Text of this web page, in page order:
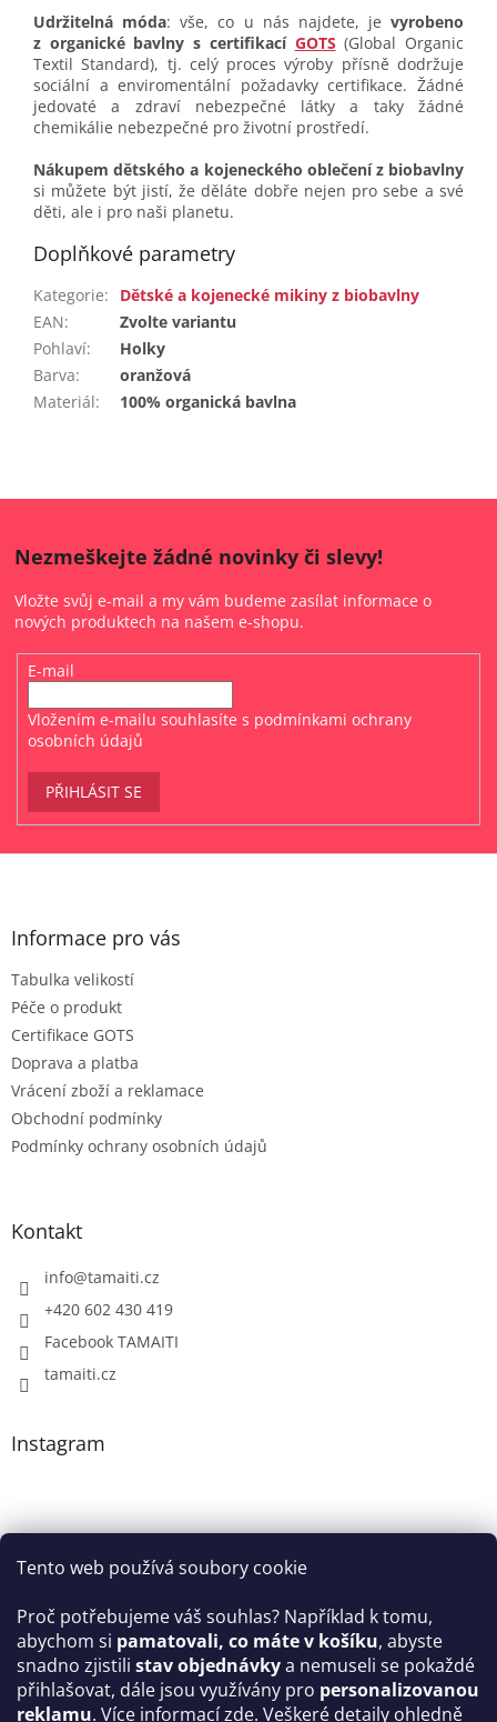
Tento web používá soubory cookie
Proč potřebujeme váš souhlas? Například k tomu,
abychom si pamatovali, co máte v košíku, abyste
snadno zjistili stav objednávkya nemuseli se pokaždé
přihlašovat, dále jsou využívány pro personalizovanou
reklamu. Více informací zde. Veškeré detaily ohledně
Udržitelná móda: vše, co u nás najdete, je vyrobeno
z organické bavlny s certifikací GOTS (Global Organic
Textil Standard), tj. celý proces výroby přísně dodržuje
sociální a enviromentální požadavky certifikace. Žádné
jedovaté a zdraví nebezpečné látky a taky žádné
chemikálie nebezpečné pro životní prostředí.
Nákupem dětského a kojeneckého oblečení z biobavlny
si můžete být jistí, že děláte dobře nejen pro sebe a své
děti, ale i pro naši planetu.
Doplňkové parametry
Kategorie:
Dětské a kojenecké mikiny z biobavlny
EAN:
Zvolte variantu
Pohlaví:
Holky
Barva:
oranžová
Materiál: 100% organická bavlna
Nezmeškejte žádné novinky či slevy!
Vložte svůj e-mail a my vám budeme zasílat informace o
nových produktech na našem e-shopu.
E-mail
Vložením e-mailu souhlasíte s podmínkami ochrany
osobních údajů
PŘIHLÁSIT SE
Z
Informace pro vás
Tabulka velikostí
Péče o produkt
Certifikace GOTS
Doprava a platba
Vrácení zboží a reklamace
Obchodní podmínky
Podmínky ochrany osobních údajů
Kontakt
info@tamaiti.cz
+420 602 430 419
Facebook TAMAITI
tamaiti.cz
Instagram
Sledovat na Instagramu